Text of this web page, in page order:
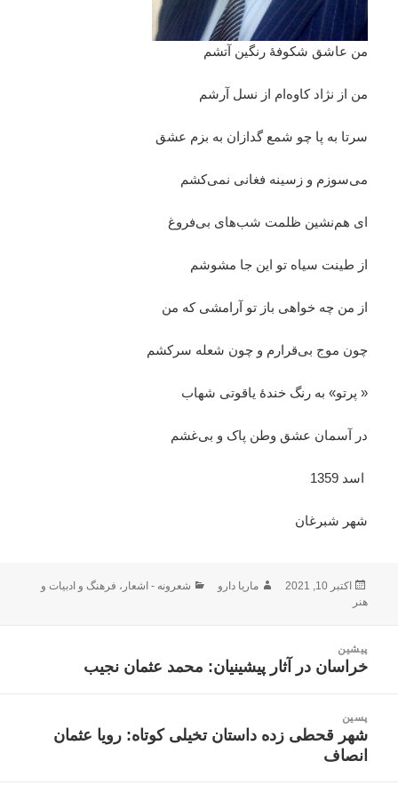
من عاشق شکوفۀ رنگین آتشم
من از نژاد کاوه‌ام از نسل آرشم
سرتا به پا چو شمع گدازان به بزم عشق
می‌سوزم و زسینه فغانی نمی‌کشم
ای هم‌نشین ظلمت شب‌های بی‌فروغ
از طینت سیاه تو این جا مشوشم
از من چه خواهی باز تو آرامشی که من
چون موج بی‌قرارم و چون شعله سرکشم
« پرتو» به رنگ خندۀ یاقوتی شهاب
در آسمان عشق وطن پاک و بی‌غشم
اسد 1359
شهر شبرغان
ارسال
اکتبر 10, 2021 نویسنده
ماریا دارو دسته‌ها
شعرونه - اشعار ، فرهنگ و ادبیات و
هنر
نوشتهپیشین
نوشته
خراسان در آثار پیشینیان: محمد عثمان نجیب
پسین
نوشته
بعدی:
شهر قحطی زده داستان تخیلی کوتاه: رویا عثمان
انصاف